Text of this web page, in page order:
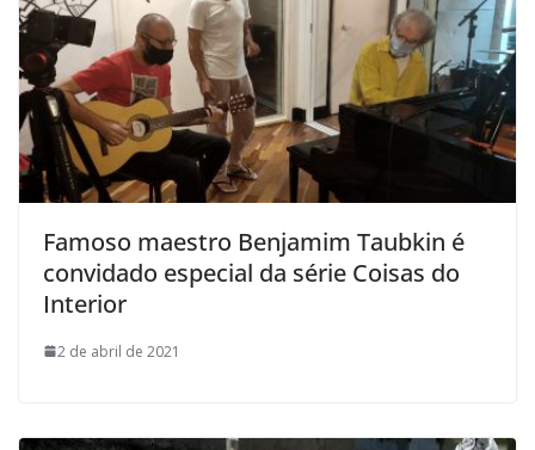
Famoso maestro Benjamim Taubkin é
convidado especial da série Coisas do
Interior
2 de abril de 2021